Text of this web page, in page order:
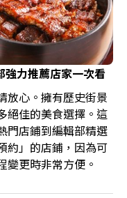
強力推薦店家一次看
放心。擁有歷史街景
絕佳的美食選擇。這
門店鋪到編輯部精選
約」的店鋪，因為可
變更時非常方便。